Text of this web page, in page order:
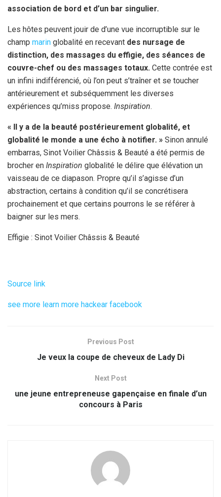
association de bord et d’un bar singulier.
Les hôtes peuvent jouir de d’une vue incorruptible sur le
champ marin globalité en recevant des nursage de
distinction, des massages du effigie, des séances de
couvre-chef ou des massages totaux. Cette contrée est
un infini indifférencié, où l’on peut s’traîner et se toucher
antérieurement et subséquemment les diverses
expériences qu’miss propose. Inspiration.
« Il y a de la beauté postérieurement globalité, et
globalité le monde a une écho à notifier. » Sinon annulé
embarras, Sinot Voilier Châssis & Beauté a été permis de
brocher en Inspiration globalité le délire que élévation un
vaisseau de ce diapason. Propre qu’il s’agisse d’un
abstraction, certains à condition qu’il se concrétisera
prochainement et que certains pourrons le se référer à
baigner sur les mers.
Effigie : Sinot Voilier Châssis & Beauté
Source link
see more learn more hackear facebook
Previous Post
Je veux la coupe de cheveux de Lady Di
Next Post
une jeune entrepreneuse gapençaise en finale d’un
concours à Paris